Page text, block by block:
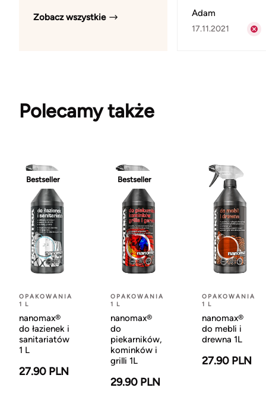
Zobacz wszystkie Adam
17.11.2021
Polecamy także
Bestseller
OPAKOWANIA
1 L
nanomax®
do łazienek i
sanitariatów
1 L
27.90 PLN
Bestseller
OPAKOWANIA
1 L
nanomax®
do
piekarników,
kominków i
grilli 1L
29.90 PLN
OPAKOWANIA
1 L
nanomax®
do mebli i
drewna 1L
27.90 PLN